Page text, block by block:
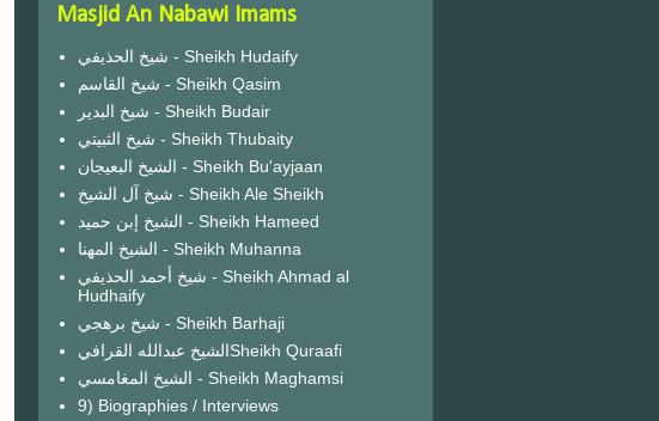
Masjid An Nabawi Imams
شيخ الحذيفي - Sheikh Hudaify
شيخ القاسم - Sheikh Qasim
شيخ البدير - Sheikh Budair
شيخ الثبيتي - Sheikh Thubaity
الشيخ البعيجان - Sheikh Bu'ayjaan
شيخ آل الشيخ - Sheikh Ale Sheikh
الشيخ إبن حميد - Sheikh Hameed
الشيخ المهنا - Sheikh Muhanna
شيخ أحمد الحذيفي - Sheikh Ahmad al
Hudhaify
شيخ برهجي - Sheikh Barhaji
الشيخ عبدالله القرافيSheikh Quraafi
الشيخ المغامسي - Sheikh Maghamsi
9) Biographies / Interviews